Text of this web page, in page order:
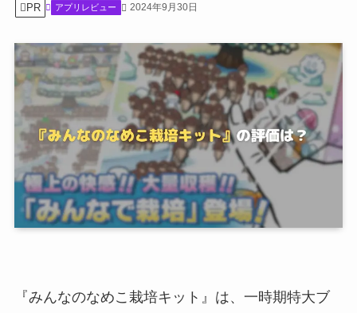
PR アプリレビュー 2024年9月30日
『みんなのなめこ栽培キット』は、一時期特大ブ